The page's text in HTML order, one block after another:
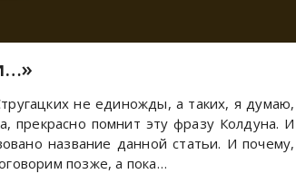
не единожды, а таких, я думаю,
прекрасно помнит эту фразу Колдуна. И
название данной статьи. И почему,
позже, а пока…